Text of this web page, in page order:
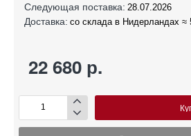
Следующая поставка: 28.07.2026
Доставка: со склада в Нидерландах ≈
22 680 р.